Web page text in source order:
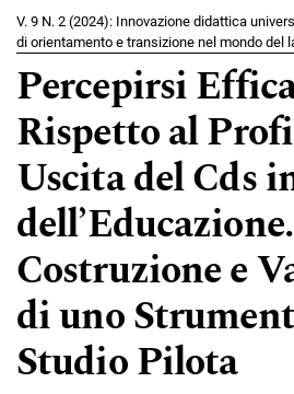
V. 9 N. 2 (2024): Innovazione didattica
di orientamento e transizione nel mondo del
Percepirsi
Rispetto al
Uscita del Cds
dell’Educazione.
Costruzione e
di uno
Studio Pilota